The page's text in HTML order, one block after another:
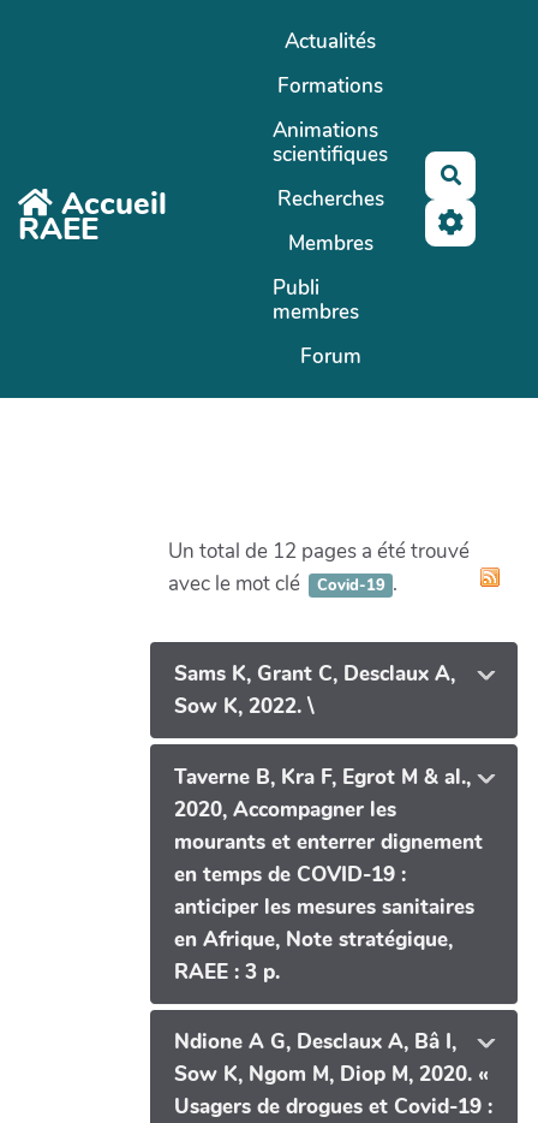
Accueil
RAEE
Actualités
Formations
Animations
scientifiques
Recherches
Membres
Publi
membres
Forum
Un total de 12 pages a été trouvé
avec le mot clé
Covid-19 .
Sams K, Grant C, Desclaux A,
Sow K, 2022. \
Taverne B, Kra F, Egrot M & al.,
2020, Accompagner les
mourants et enterrer dignement
en temps de COVID-19 :
anticiper les mesures sanitaires
en Afrique, Note stratégique,
RAEE : 3 p.
Ndione A G, Desclaux A, Bâ I,
Sow K, Ngom M, Diop M, 2020. «
Usagers de drogues et Covid-19 :